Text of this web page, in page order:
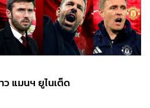
แมนฯ ยูไนเต็ด